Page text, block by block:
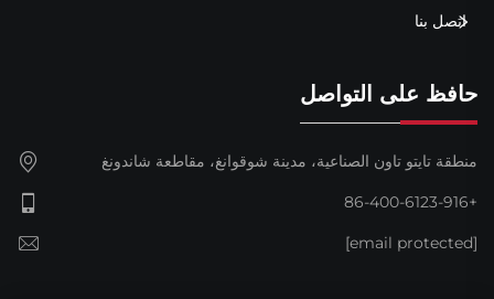
اتصل بنا
حافظ على التواصل
منطقة تايتو تاون الصناعية، مدينة شوقوانغ، مقاطعة شاندونغ
+86-400-6123-916
[email protected]